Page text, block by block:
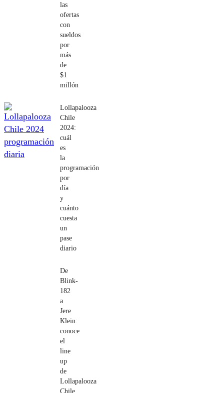
las
ofertas
con
sueldos
por
más
de
$1
millón
Lollapalooza
Chile
2024:
cuál
es
la
programación
por
día
y
cuánto
cuesta
un
pase
diario
De
Blink-
182
a
Jere
Klein:
conoce
el
line
up
de
Lollapalooza
Chile